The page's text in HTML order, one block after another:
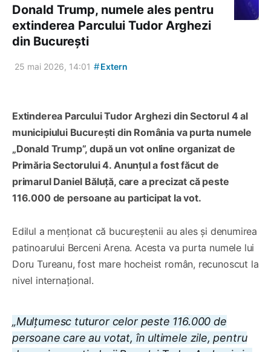
Donald Trump, numele ales pentru
extinderea Parcului Tudor Arghezi
din București
25 mai 2026, 14:01 #Extern
Extinderea Parcului Tudor Arghezi din Sectorul 4 al
municipiului București din România va purta numele
„Donald Trump”, după un vot online organizat de
Primăria Sectorului 4. Anunțul a fost făcut de
primarul Daniel Băluță, care a precizat că peste
116.000 de persoane au participat la vot.
Edilul a menționat că bucureștenii au ales și denumirea
patinoarului Berceni Arena. Acesta va purta numele lui
Doru Tureanu, fost mare hocheist român, recunoscut la
nivel internațional.
„Mulțumesc tuturor celor peste 116.000 de
persoane care au votat, în ultimele zile, pentru